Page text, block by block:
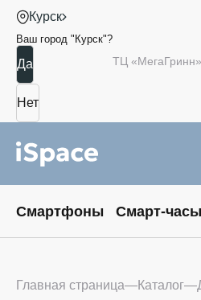
Курск
Ваш город " Курск"?
ТЦ
Смартфоны Смарт-часы
Главная страница Каталог